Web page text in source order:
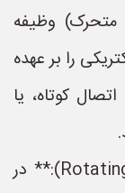
وظیفه
را بر عهده
کوتاه، یا
* **خرابی دیودهای گردان (Rotating Diodes):** در